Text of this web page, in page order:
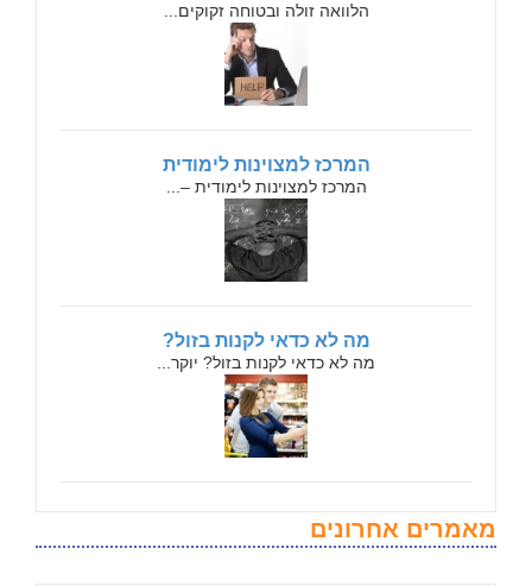
הלוואה זולה ובטוחה זקוקים...
המרכז למצוינות לימודית
המרכז למצוינות לימודית –...
מה לא כדאי לקנות בזול?
מה לא כדאי לקנות בזול? יוקר...
מאמרים אחרונים